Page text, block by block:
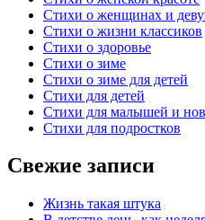
Стихи о женщинах и
Стихи о жизни классиков
Стихи о здоровье
Стихи о зиме
Стихи о зиме для детей
Стихи для детей
Стихи для малышей и
Стихи для подростков
Свежие записи
Жизнь такая штука